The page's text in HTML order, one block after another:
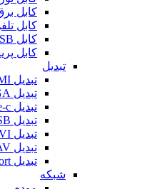
کابل
کابل
کابل USB
کابل
تبدیل
تبدیل HDMI
تبدیل VGA
تبدیل type-c
تبدیل USB به LAN
تبدیل DVI
تبدیل RCA-AV
تبدیل Display Port
شبکه